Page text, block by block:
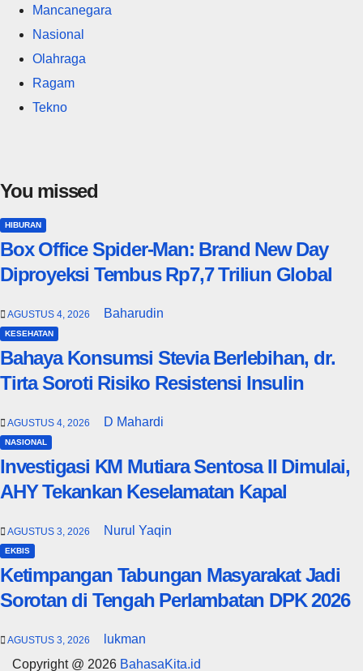
Mancanegara
Nasional
Olahraga
Ragam
Tekno
You missed
HIBURAN
Box Office Spider-Man: Brand New Day
Diproyeksi Tembus Rp7,7 Triliun Global
AGUSTUS 4, 2026 Baharudin
KESEHATAN
Bahaya Konsumsi Stevia Berlebihan, dr.
Tirta Soroti Risiko Resistensi Insulin
AGUSTUS 4, 2026 D Mahardi
NASIONAL
Investigasi KM Mutiara Sentosa II Dimulai,
AHY Tekankan Keselamatan Kapal
AGUSTUS 3, 2026 Nurul Yaqin
EKBIS
Ketimpangan Tabungan Masyarakat Jadi
Sorotan di Tengah Perlambatan DPK 2026
AGUSTUS 3, 2026
lukman
Copyright @ 2026 BahasaKita.id